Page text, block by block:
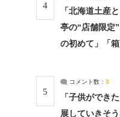
4
「北海道土産
亭の“店舗限
の初めて」「
5
コメント数： 3
「子供ができ
展していきそ